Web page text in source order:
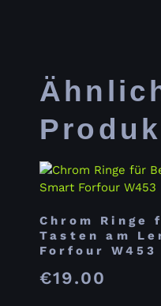
Chrom Ringe
Tasten am
Forfour W453
€19.00